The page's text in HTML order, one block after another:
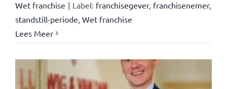
Wet franchise | Label: franchisegever, franchisenemer,
standstill-periode Wet franchise
Lees Meer